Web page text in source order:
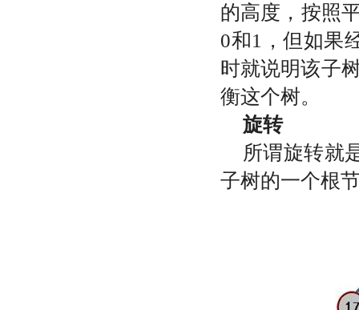
的高度，按照
0和1
，但如果
时就说明该子
衡这个树。
旋转
所谓旋转就
子树的一个根